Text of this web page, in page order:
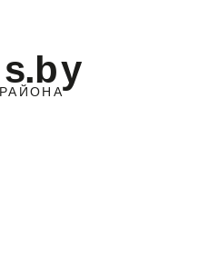
РАЙОНА
s.by